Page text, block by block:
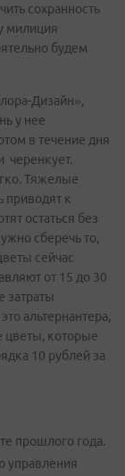
сохранность
милиция
будем
Дизайн»,
у нее
в течение дня
черенкует.
Тяжелые
приводят к
остаться без
сберечь то,
сейчас
от 15 до 30
затраты
альтернантера,
цветы, которые
10 рублей за
прошлого года.
управления